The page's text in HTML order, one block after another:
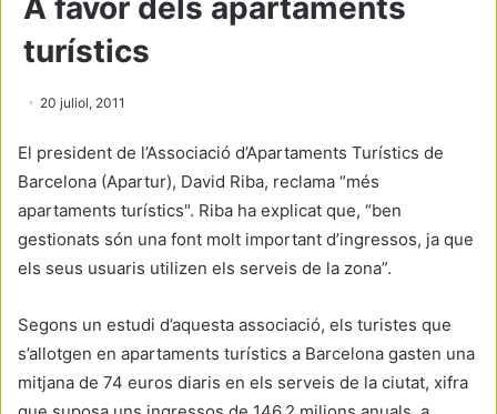
A favor dels apartaments
turístics
20 juliol, 2011
El president de l’Associació d’Apartaments Turístics de
Barcelona (Apartur), David Riba, reclama “més
apartaments turístics". Riba ha explicat que, “ben
gestionats són una font molt important d’ingressos, ja que
els seus usuaris utilizen els serveis de la zona”.
Segons un estudi d’aquesta associació, els turistes que
s’allotgen en apartaments turístics a Barcelona gasten una
mitjana de 74 euros diaris en els serveis de la ciutat, xifra